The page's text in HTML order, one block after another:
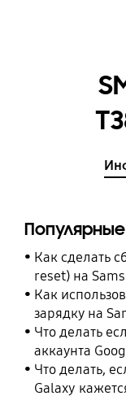
Как сделать
reset) на
Как
зарядку на
Что делать
аккаунта
Что делать,
Galaxy